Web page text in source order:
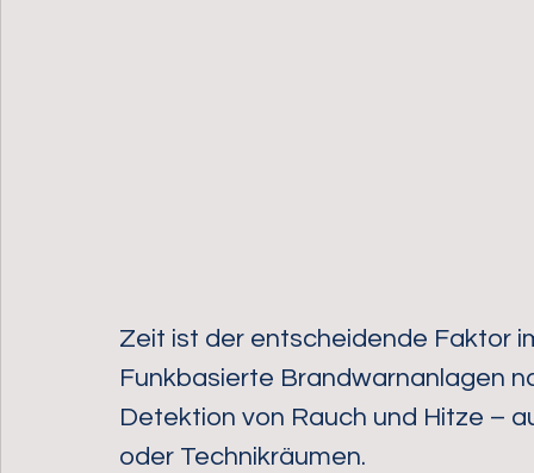
Zeit ist der entscheidende Faktor
Funkbasierte Brandwarnanlagen
Detektion von Rauch und Hitze –
oder Technikräumen.